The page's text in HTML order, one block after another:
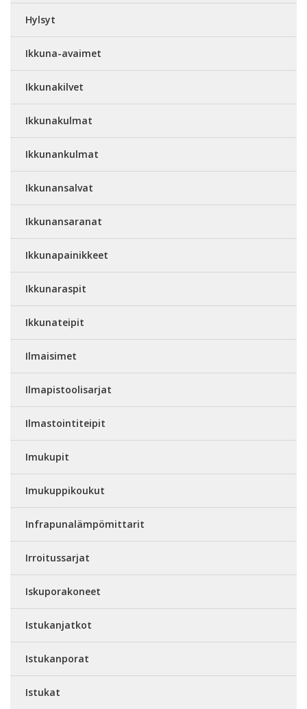
Hylsyt
Ikkuna-avaimet
Ikkunakilvet
Ikkunakulmat
Ikkunankulmat
Ikkunansalvat
Ikkunansaranat
Ikkunapainikkeet
Ikkunaraspit
Ikkunateipit
Ilmaisimet
Ilmapistoolisarjat
Ilmastointiteipit
Imukupit
Imukuppikoukut
Infrapunalämpömittarit
Irroitussarjat
Iskuporakoneet
Istukanjatkot
Istukanporat
Istukat